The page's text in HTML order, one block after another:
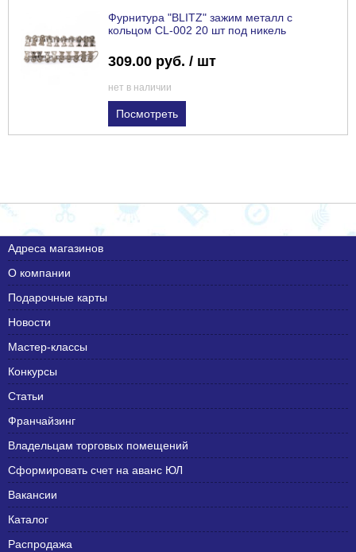
Фурнитура "BLITZ" зажим металл с
кольцом CL-002 20 шт под никель
309.00 руб. / шт
нет в наличии
Посмотреть
Адреса магазинов
О компании
Подарочные карты
Новости
Мастер-классы
Конкурсы
Статьи
Франчайзинг
Владельцам торговых помещений
Сформировать счет на аванс ЮЛ
Вакансии
Каталог
Распродажа